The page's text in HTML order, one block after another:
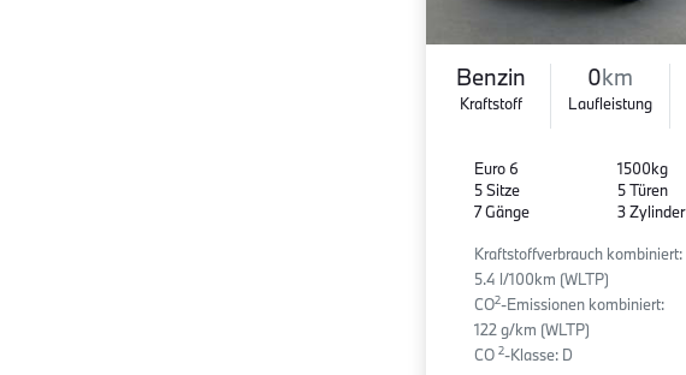
Benzin
Kraftstoff
0km
Laufleistung
Euro 6
5 Sitze
7 Gänge
1500kg
5 Türen
3 Zylinder
Kraftstoffverbrauch kombiniert:
5.4 l/100km (WLTP)
CO2-Emissionen kombiniert:
122 g/km (WLTP)
CO 2-Klasse: D